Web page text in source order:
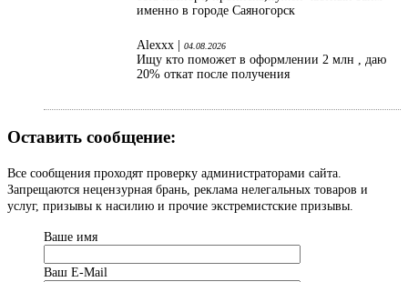
именно в городе Саяногорск
Alexxx | 04.08.2026
Ищу кто поможет в оформлении 2 млн , даю
20% откат после получения
Оставить сообщение:
Все сообщения проходят проверку администраторами сайта.
Запрещаются нецензурная брань, реклама нелегальных товаров и
услуг, призывы к насилию и прочие экстремистские призывы.
Ваше имя
Ваш Е-Mail